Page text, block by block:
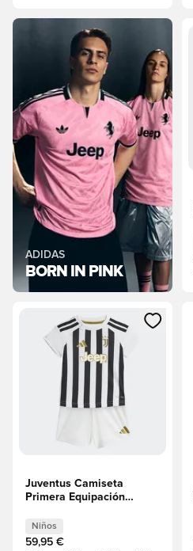
ADIDAS
BORN IN PINK
Abre un modal para iniciar
Juventus Camiseta
Primera Equipación
Niños
Niños
59,95 €